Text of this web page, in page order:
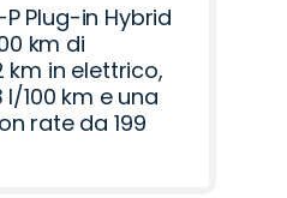
Plug-in Hybrid
km di
km in elettrico,
100 km e una
rate da 199